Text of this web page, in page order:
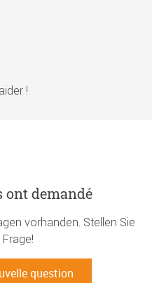
!
ont demandé
vorhanden. Stellen Sie
question